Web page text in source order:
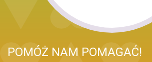
POMÓŻ NAM POMAGAĆ!